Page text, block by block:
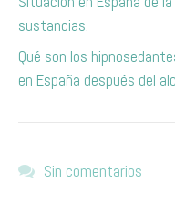
sustancias.
Qué son los
en España después del
Sin comentarios